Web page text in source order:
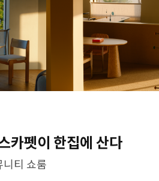
카펫이 한집에 산다
티 쇼룸